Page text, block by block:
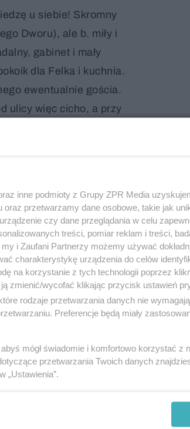
u siebie! Skromny
Dworu), ale b. miły i
gabinet i mały
dla Felka i kuchnia.
ewentualnie gościa.
ulicy więc cicho, a przy
w porządku" - pisał
Iwaszkiewicz, Zofia
inne podmioty z Grupy ZPR Media
przetwarzamy dane osobowe, takie jak
czy dane przeglądania w celu
treści, pomiar reklam i treści,
i Zaufani Partnerzy możemy używać
charakterystykę urządzenia do celów
na korzystanie z tych technologii poprzez
zmienić/wycofać klikając przycisk ustawień
rodzaje przetwarzania danych nie
Preferencje będą miały
mógł świadomie i komfortowo korzystać z
przetwarzania Twoich danych
„Ustawienia”.